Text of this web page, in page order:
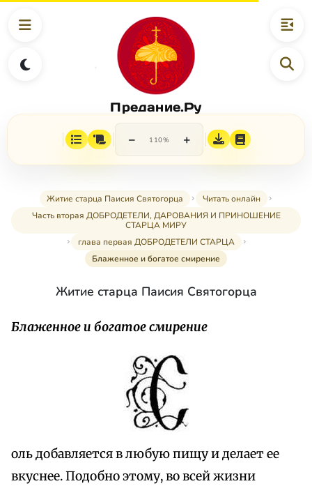
Предание.Ру
− 110% +
Житие старца Паисия Святогорца
Читать онлайн
Часть вторая ДОБРОДЕТЕЛИ, ДАРОВАНИЯ И ПРИНОШЕНИЕ
СТАРЦА МИРУ
глава первая ДОБРОДЕТЕЛИ СТАРЦА
Блаженное и богатое смирение
Житие старца Паисия Святогорца
Блаженное и богатое смирение
оль добавляется в любую пищу и делает ее
вкуснее. Подобно этому, во всей жизни